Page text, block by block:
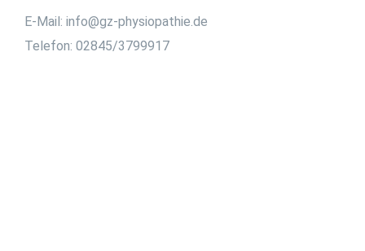
E-Mail: info@gz-physiopathie.de
Telefon: 02845/3799917